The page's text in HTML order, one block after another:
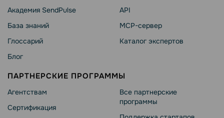
Академия SendPulse
База знаний
Глоссарий
Блог
API
MCP-сервер
Каталог экспертов
ПАРТНЕРСКИЕ ПРОГРАММЫ
Агентствам
Сертификация
Все партнерские
программы